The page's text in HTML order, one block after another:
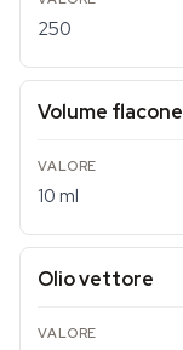
250
Volume flacone
10 ml
Olio vettore